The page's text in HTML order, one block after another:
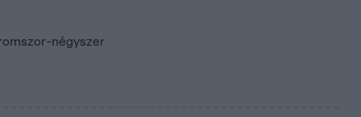
négyszer